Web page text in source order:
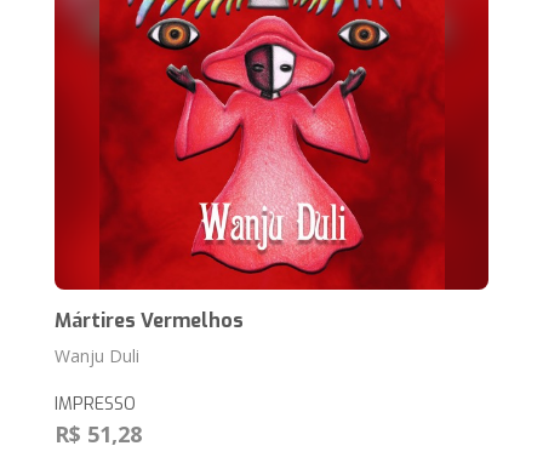
Mártires Vermelhos
Wanju Duli
IMPRESSO
R$ 51,28